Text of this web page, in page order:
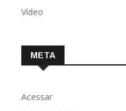
Vídeo
META
Acessar